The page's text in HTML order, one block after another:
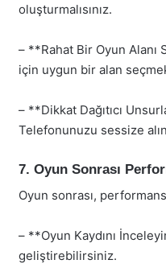
oluşturmalısınız.
– **Rahat Bir Oyun
için uygun bir alan
– **Dikkat Dağıtıcı
Telefonunuzu sessize
7. Oyun Sonrası
Oyun sonrası,
– **Oyun Kaydını
geliştirebilirsiniz.